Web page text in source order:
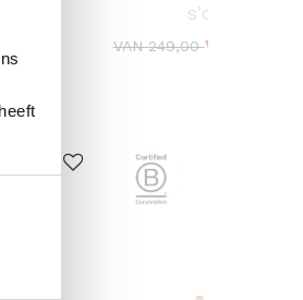
s'cure
VAN 249,00VOOR